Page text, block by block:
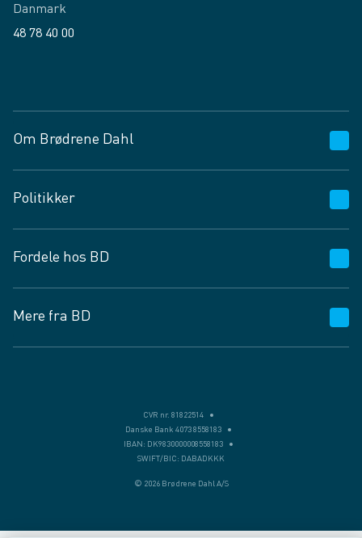
Danmark
48 78 40 00
Om Brødrene Dahl
Vagttelefon 30 10 89 89
Spørgsmål og svar
Job og karriere
Fødevarekontrolrapport
Politikker
Privatlivspolitik
Cookies
Vilkår og betingelser
Fordele hos BD
BD app
BD.dk services
Mere fra BD
CVR nr. 81822514
Danske Bank 4073 8558183
IBAN: DK9830000008558183
SWIFT/BIC: DABADKKK
© 2026 Brødrene Dahl A/S